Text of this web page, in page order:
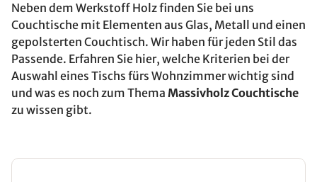
Neben dem Werkstoff Holz finden Sie bei uns
Couchtische mit Elementen aus Glas, Metall und einen
gepolsterten Couchtisch. Wir haben für jeden Stil das
Passende. Erfahren Sie hier, welche Kriterien bei der
Auswahl eines Tischs fürs Wohnzimmer wichtig sind
und was es noch zum Thema Massivholz Couchtische
zu wissen gibt.